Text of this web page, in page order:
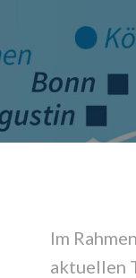
Im
aktuellen